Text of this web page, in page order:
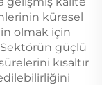
küresel
olmak için
Sektörün güçlü
kısaltır